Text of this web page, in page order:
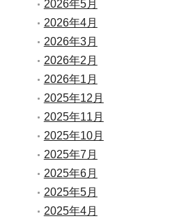
2026年5月
2026年4月
2026年3月
2026年2月
2026年1月
2025年12月
2025年11月
2025年10月
2025年7月
2025年6月
2025年5月
2025年4月